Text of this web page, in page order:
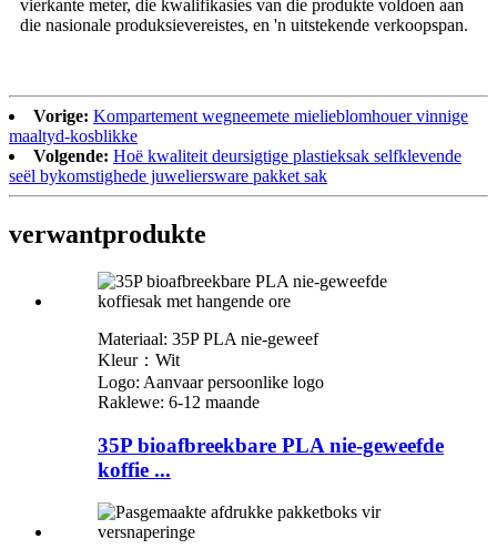
vierkante meter, die kwalifikasies van die produkte voldoen aan
die nasionale produksievereistes, en 'n uitstekende verkoopspan.
Vorige: Kompartement wegneemete mielieblomhouer vinnige
maaltyd-kosblikke
Volgende: Hoë kwaliteit deursigtige plastieksak selfklevende
seël bykomstighede juweliersware pakket sak
verwantprodukte
Materiaal: 35P PLA nie-geweef
Kleur：Wit
Logo: Aanvaar persoonlike logo
Raklewe: 6-12 maande
35P bioafbreekbare PLA nie-geweefde
koffie ...